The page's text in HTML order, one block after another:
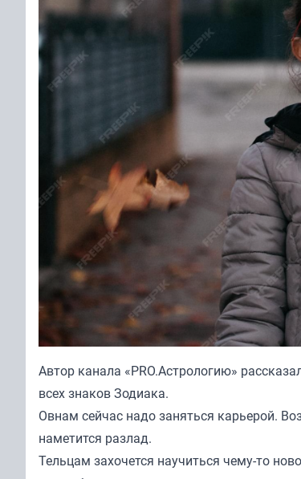
Автор канала «PRO.Астрологию»
всех знаков Зодиака.
Овнам сейчас надо заняться карьерой.
наметится разлад.
Тельцам захочется научиться чему-то